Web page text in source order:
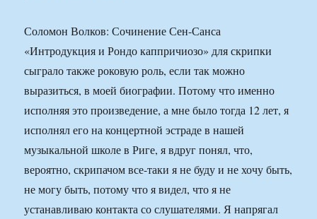
Соломон Волков: Сочинение Сен-Санса
«Интродукция и Рондо каппричиозо» для скрипки
сыграло также роковую роль, если так можно
выразиться, в моей биографии. Потому что именно
исполняя это произведение, а мне было тогда 12 лет, я
исполнял его на концертной эстраде в нашей
музыкальной школе в Риге, я вдруг понял, что,
вероятно, скрипачом все-таки я не буду и не хочу быть,
не могу быть, потому что я видел, что я не
устанавливаю контакта со слушателями. Я напрягал